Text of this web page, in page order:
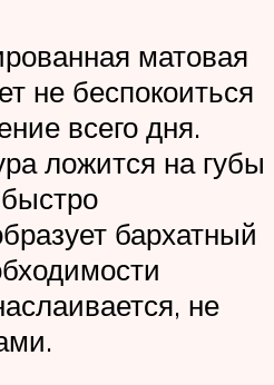
матовая
не беспокоиться
всего дня.
ложится на губы
бархатный
не